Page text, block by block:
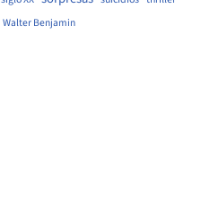
Walter Benjamin